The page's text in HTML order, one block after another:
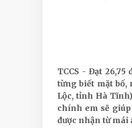
TCCS - Đạt
từng biết mặt bố,
Lộc, tỉnh Hà
chính em sẽ
được nhận từ mái